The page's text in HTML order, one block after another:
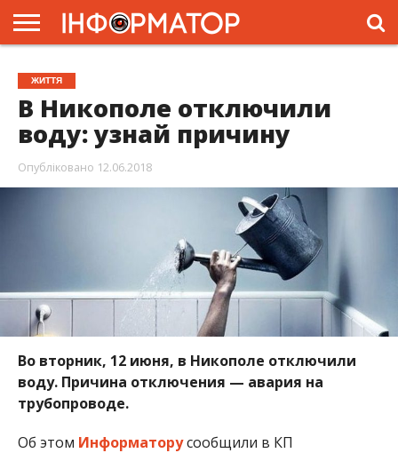
ГОЛОВНА
ЖИТТЯ
ВЛАДА
ГРОШІ
ТРЕШ
ПРЕС-
РЕЛІЗИ
РЕКЛАМА
ПРОЕКТИ
ЖИТТЯ
В Никополе отключили
воду: узнай причину
Опубліковано 12.06.2018
Во вторник, 12 июня, в Никополе отключили
воду. Причина отключения — авария на
трубопроводе.
Об этом Информаторусообщили в КП